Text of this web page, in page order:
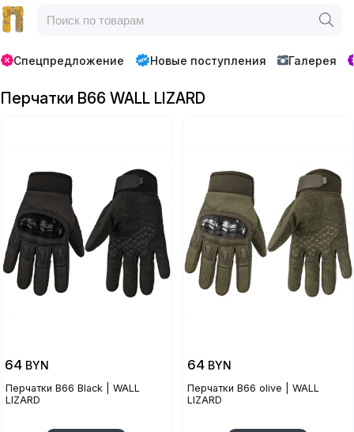
Спецпредложение Новые поступления Галерея
Перчатки B66 WALL LIZARD
Перчатки B66 Black | WALL
LIZARD
64 BYN
Перчатки B66 olive | WALL
LIZARD
64 BYN